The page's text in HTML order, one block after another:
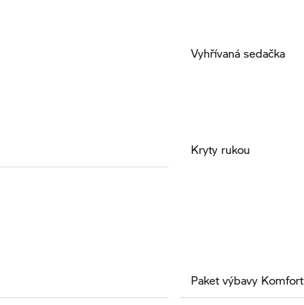
Vyhřívaná sedačka
Kryty rukou
Paket výbavy Komfort